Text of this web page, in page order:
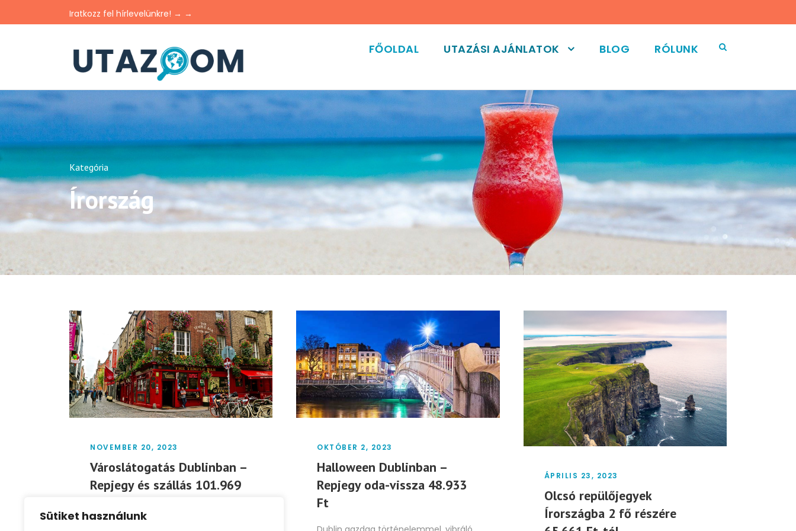
Sütiket használunk
Iratkozz fel hírlevelünkre! → →
FŐOLDAL UTAZÁSI AJÁNLATOK BLOG RÓLUNK
Kategória
Írország
NOVEMBER 20, 2023
Városlátogatás Dublinban –
Repjegy és szállás 101.969
OKTÓBER 2, 2023
Halloween Dublinban –
Repjegy oda-vissza 48.933
Ft
ÁPRILIS 23, 2023
Olcsó repülőjegyek
Írországba 2 fő részére